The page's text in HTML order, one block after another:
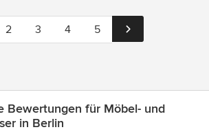
2 3 4 5
Bewertungen für Möbel- und
in Berlin